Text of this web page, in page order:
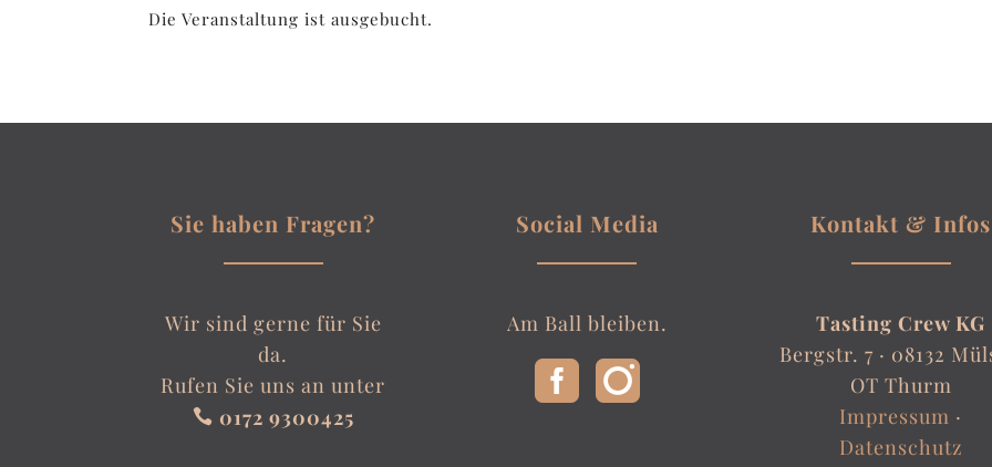
Die Veranstaltung ist ausgebucht.
Sie haben Fragen?
Wir sind gerne für Sie
da.
Rufen Sie uns an unter
 0172 9300425
Social Media
Am Ball bleiben.
Kontakt & Infos
Tasting Crew KG
Bergstr. 7 · 08132
OT Thurm
Impressum ·
Datenschutz